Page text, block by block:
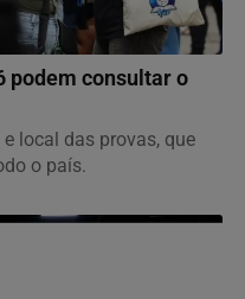
podem consultar o
local das provas, que
o país.